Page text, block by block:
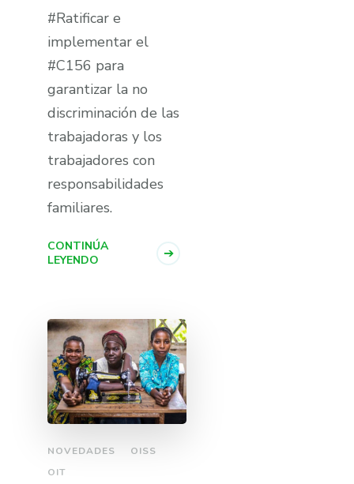
#Ratificar e
implementar el
#C156 para
garantizar la no
discriminación de las
trabajadoras y los
trabajadores con
responsabilidades
familiares.
CONTINÚA
LEYENDO
NOVEDADES
OISS
OIT